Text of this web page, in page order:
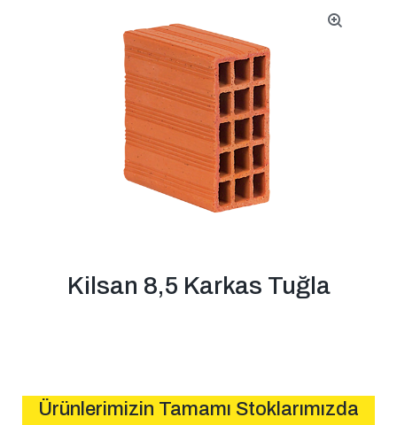
Kilsan 8,5 Karkas Tuğla
Ürünlerimizin Tamamı Stoklarımızda